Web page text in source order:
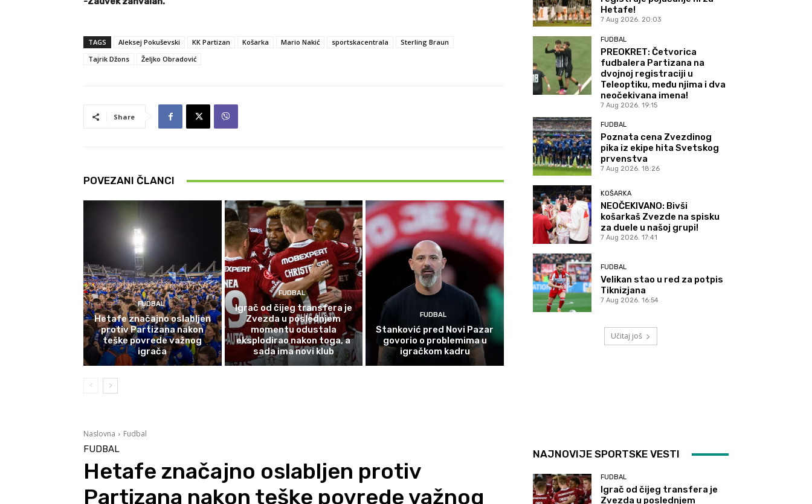
TAGS Aleksej Pokuševski KK Partizan Košarka Mario Nakić sportskacentrala
Sterling Braun
Tajrik Džons
Željko Obradović
Share
POVEZANI ČLANCI
FUDBAL
Hetafe značajno oslabljen
protiv Partizana nakon
teške povrede važnog
igrača
FUDBAL
Igrač od čijeg transfera je
Zvezda u poslednjem
momentu odustala
eksplodirao nakon toga, a
sada ima novi klub
FUDBAL
Stanković pred Novi Pazar
govorio o problemima u
igračkom kadru
Hetafe!
7 Aug 2026. 20:03
FUDBAL
PREOKRET: Četvorica
fudbalera Partizana na
dvojnoj registraciji u
Teleoptiku, među njima i dva
neočekivana imena!
7 Aug 2026. 19:15
FUDBAL
Poznata cena Zvezdinog
pika iz ekipe hita Svetskog
prvenstva
7 Aug 2026. 18:26
KOŠARKA
NEOČEKIVANO: Bivši
košarkaš Zvezde na spisku
za duele u našoj grupi!
7 Aug 2026. 17:41
FUDBAL
Velikan stao u red za potpis
Tiknizjana
7 Aug 2026. 16:54
Učitaj još